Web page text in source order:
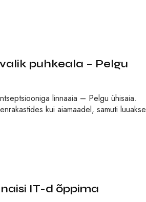
puhkeala – Pelgu
linnaaia – Pelgu ühisaia.
kui aiamaadel, samuti luuakse
IT-d õppima